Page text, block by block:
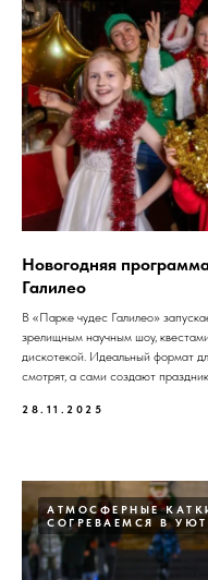
Новогодняя
Галилео
В «Парке чудес Галилео»
зрелищным научным шоу,
дискотекой. Идеальный формат
смотрят, а сами создают праздник.
28.11.2025
АТМОСФЕРНЫЕ
СОГРЕВАЕМСЯ В